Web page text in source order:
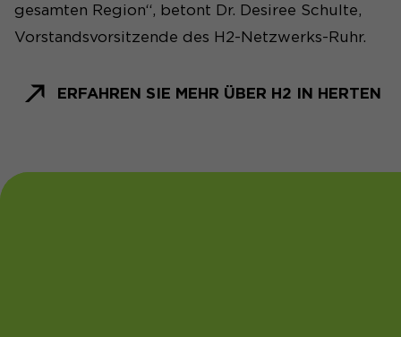
gesamten Region“, betont Dr. Desiree Schulte,
Vorstandsvorsitzende des H2-Netzwerks-Ruhr.
ERFAHREN SIE MEHR ÜBER H2 IN HERTEN